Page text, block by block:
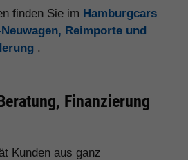
finden Sie im Hamburgcars
Reimporte und
.
Finanzierung
Kunden aus ganz